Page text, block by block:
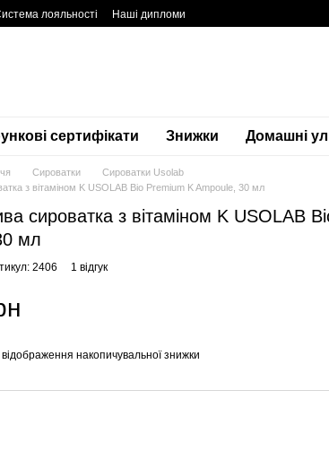
лояльності Наші дипломи
сертифікати Знижки Домашні
Сироватки
Сироватки Usolab
з вітаміном K USOLAB Bio Premium K Ampoule, 30 мл
сироватка з вітаміном K USOLAB
мл
2406 1 відгук
накопичувальної знижки